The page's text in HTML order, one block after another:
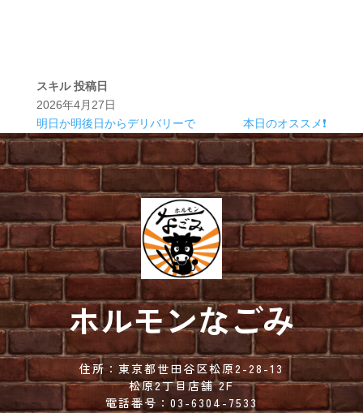
スキル 投稿日
2026年4月27日
明日か明後日からデリバリーで
本日のオススメ❗
ホルモンなごみ
住所： 東京都世田谷区松原2-28-13
松原2丁目店舗 2F
電話番号： 03-6304-7533